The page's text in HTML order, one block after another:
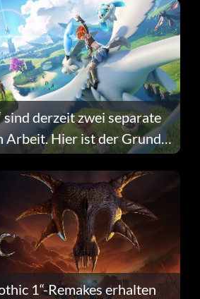
sind derzeit zwei separate
Arbeit. Hier ist der Grund
1“-Remakes erhalten